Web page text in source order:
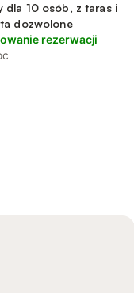
dla 10 osób, z taras i
dozwolone
rezerwacji